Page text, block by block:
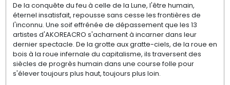
De la conquête du feu à celle de la Lune, l'être humain,
éternel insatisfait, repousse sans cesse les frontières de
l'inconnu. Une soif effrénée de dépassement que les 13
artistes d'AKOREACRO s'acharnent à incarner dans leur
dernier spectacle. De la grotte aux gratte-ciels, de la roue en
bois à la roue infernale du capitalisme, ils traversent des
siècles de progrès humain dans une course folle pour
s'élever toujours plus haut, toujours plus loin.